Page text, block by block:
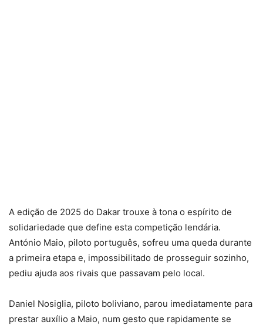
A edição de 2025 do Dakar trouxe à tona o espírito de
solidariedade que define esta competição lendária.
António Maio, piloto português, sofreu uma queda durante
a primeira etapa e, impossibilitado de prosseguir sozinho,
pediu ajuda aos rivais que passavam pelo local.
Daniel Nosiglia, piloto boliviano, parou imediatamente para
prestar auxílio a Maio, num gesto que rapidamente se